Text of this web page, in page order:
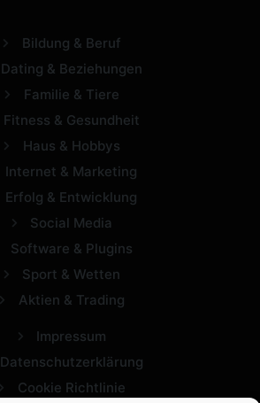
Bildung & Beruf
Dating & Beziehungen
Familie & Tiere
Fitness & Gesundheit
Haus & Hobbys
Internet & Marketing
Erfolg & Entwicklung
Social Media
Software & Plugins
Sport & Wetten
Aktien & Trading
Impressum
Datenschutzerklärung
Cookie Richtlinie